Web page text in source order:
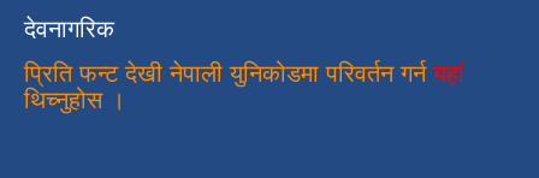
देवनागरिक
प्रिति फन्ट देखी नेपाली युनिकोडमा परिवर्तन गर्न यहां
थिच्नुहोस ।